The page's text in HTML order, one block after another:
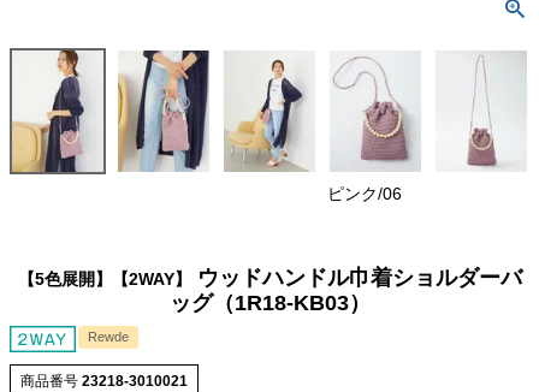
ピンク/06
【5色展開】【2WAY】
ウッドハンドル巾着ショルダーバ
ッグ（1R18-KB03）
Rewde
商品番号 23218-3010021